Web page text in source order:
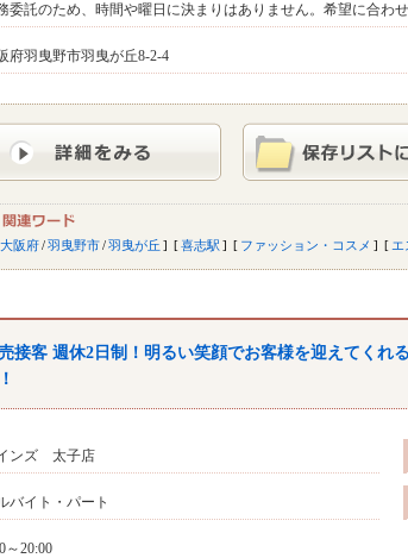
委託のため、時間や曜日に決まりはありません。希望に合わ
府羽曳野市羽曳が丘8-2-4
大阪府/羽曳野市/羽曳が丘 喜志駅 ファッション・コスメ エ
接客 週休2日制！明るい笑顔でお客様を迎えてくれ
ンズ 太子店
バイト・パート
～20:00